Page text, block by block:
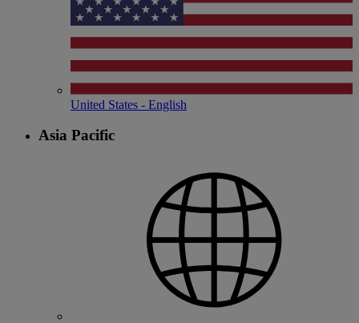
United States - English
Asia Pacific